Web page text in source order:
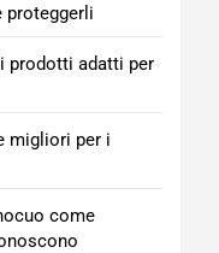
proteggerli
prodotti adatti per
migliori per i
come